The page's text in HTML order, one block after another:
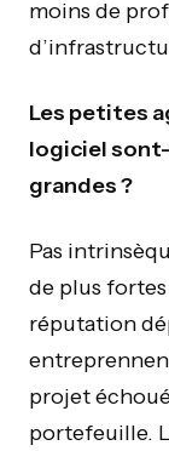
moins de
Les petites
logiciel
grandes ?
Pas
de plus
réputation
projet
portefeuille.